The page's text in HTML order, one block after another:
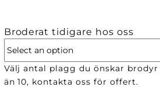
Broderat tidigare hos oss
Välj antal plagg du önskar
än 10, kontakta oss för offert.